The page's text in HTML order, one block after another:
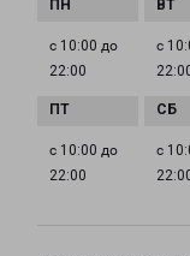
с 10:00 до
22:00
с
с 10:00 до
22:00
с